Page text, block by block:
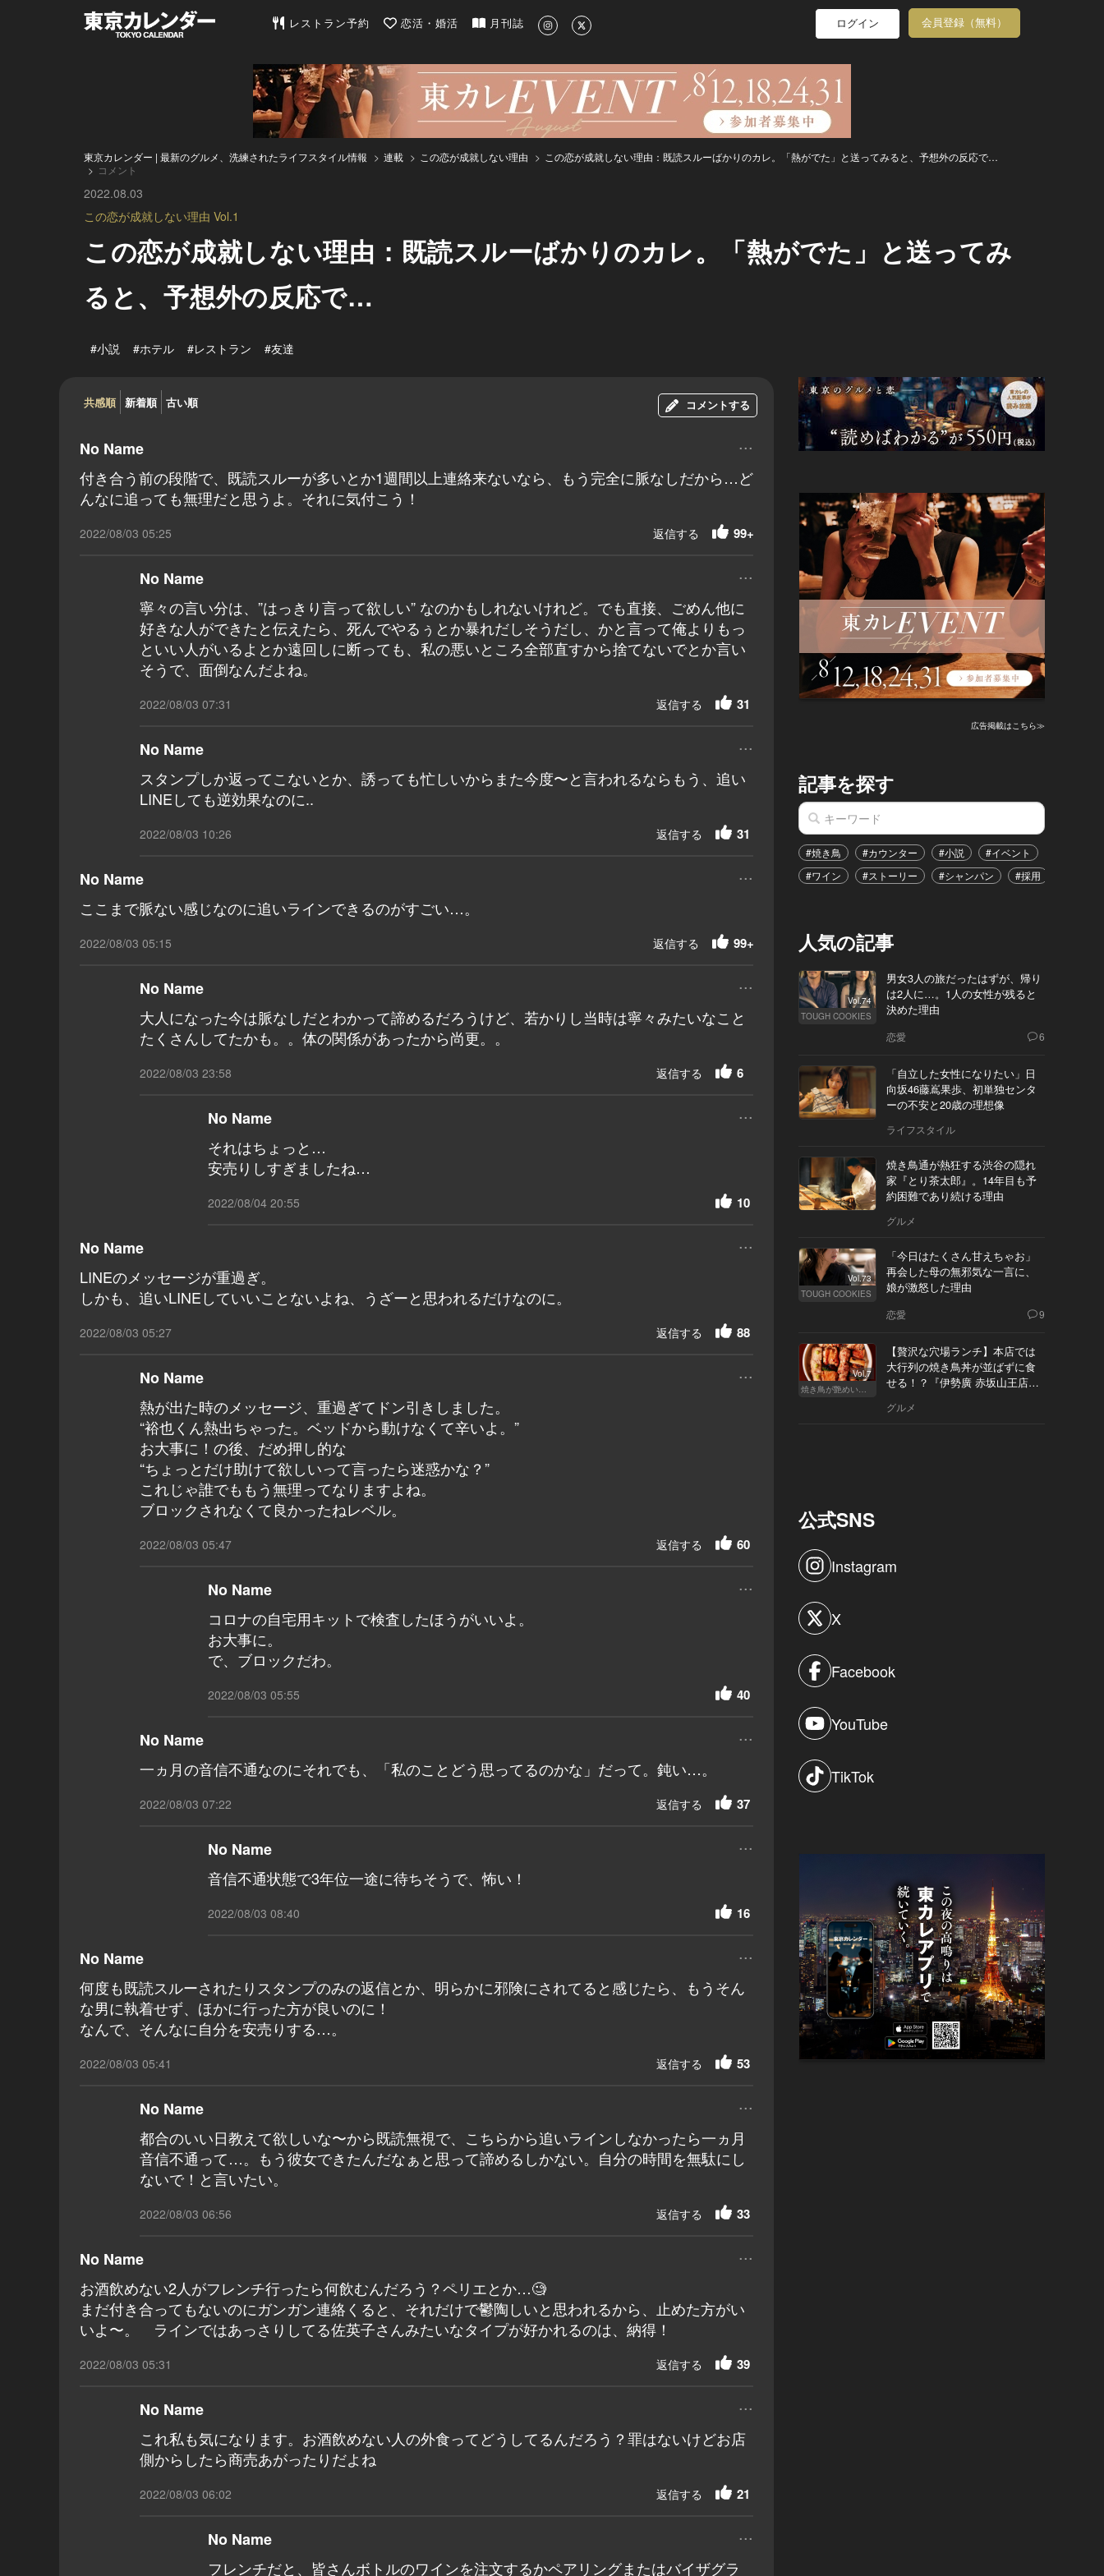
東京カレンダー | 最新のグルメ、洗練されたライフスタイル情報
レストラン予約 恋活・婚活 月刊誌 ログイン 会員登録（無料）
東京カレンダー | 最新のグルメ、洗練されたライフスタイル情報 連載 この恋が成就しない理由
この恋が成就しない理由：既読スルーばかりのカレ。「熱がでた」と送ってみると、予想外の反応で…
コメント
2022.08.03
この恋が成就しない理由 Vol.1
この恋が成就しない理由：既読スルーばかりのカレ。「熱がでた」と送ってみ
ると、予想外の反応で…
#小説 #ホテル #レストラン #友達
共感順 新着順 古い順 コメントする
No Name ...
付き合う前の段階で、既読スルーが多いとか1週間以上連絡来ないなら、もう完全に脈なしだから…ど
んなに追っても無理だと思うよ。それに気付こう！
2022/08/03 05:25 99+
返信する
No Name ...
寧々の言い分は、”はっきり言って欲しい” なのかもしれないけれど。でも直接、ごめん他に
好きな人ができたと伝えたら、死んでやるぅとか暴れだしそうだし、かと言って俺よりもっ
といい人がいるよとか遠回しに断っても、私の悪いところ全部直すから捨てないでとか言い
そうで、面倒なんだよね。
2022/08/03 07:31 31
返信する
No Name ...
スタンプしか返ってこないとか、誘っても忙しいからまた今度〜と言われるならもう、追い
LINEしても逆効果なのに..
2022/08/03 10:26 31
返信する
No Name ...
ここまで脈ない感じなのに追いラインできるのがすごい…。
2022/08/03 05:15 99+
返信する
No Name ...
大人になった今は脈なしだとわかって諦めるだろうけど、若かりし当時は寧々みたいなこと
たくさんしてたかも。。体の関係があったから尚更。。
2022/08/03 23:58 6
返信する
No Name ...
それはちょっと…
安売りしすぎましたね…
2022/08/04 20:55 10
No Name ...
LINEのメッセージが重過ぎ。
しかも、追いLINEしていいことないよね、うざーと思われるだけなのに。
2022/08/03 05:27 88
返信する
No Name ...
熱が出た時のメッセージ、重過ぎてドン引きしました。
“裕也くん熱出ちゃった。ベッドから動けなくて辛いよ。”
お大事に！の後、だめ押し的な
“ちょっとだけ助けて欲しいって言ったら迷惑かな？”
これじゃ誰でももう無理ってなりますよね。
ブロックされなくて良かったねレベル。
2022/08/03 05:47 60
返信する
No Name ...
コロナの自宅用キットで検査したほうがいいよ。
お大事に。
で、ブロックだわ。
2022/08/03 05:55 40
No Name ...
一ヵ月の音信不通なのにそれでも、「私のことどう思ってるのかな」だって。鈍い…。
2022/08/03 07:22 37
返信する
No Name ...
音信不通状態で3年位一途に待ちそうで、怖い！
2022/08/03 08:40 16
No Name ...
何度も既読スルーされたりスタンプのみの返信とか、明らかに邪険にされてると感じたら、もうそん
な男に執着せず、ほかに行った方が良いのに！
なんで、そんなに自分を安売りする…。
2022/08/03 05:41 53
返信する
No Name ...
都合のいい日教えて欲しいな〜から既読無視で、こちらから追いラインしなかったら一ヵ月
音信不通って…。もう彼女できたんだなぁと思って諦めるしかない。自分の時間を無駄にし
ないで！と言いたい。
2022/08/03 06:56 33
返信する
No Name ...
お酒飲めない2人がフレンチ行ったら何飲むんだろう？ペリエとか…🧐
まだ付き合ってもないのにガンガン連絡くると、それだけで鬱陶しいと思われるから、止めた方がい
いよ〜。 ラインではあっさりしてる佐英子さんみたいなタイプが好かれるのは、納得！
2022/08/03 05:31 39
返信する
No Name ...
これ私も気になります。お酒飲めない人の外食ってどうしてるんだろう？罪はないけどお店
側からしたら商売あがったりだよね
2022/08/03 06:02 21
返信する
No Name ...
フレンチだと、皆さんボトルのワインを注文するかペアリングまたはバイザグラ
広告掲載はこちら≫
記事を探す
#焼き鳥 #カウンター #小説 #イベント
#ワイン
#ストーリー #シャンパン #採用
人気の記事
Vol.74
TOUGH COOKIES
男女3人の旅だったはずが、帰り
は2人に…。1人の女性が残ると
決めた理由
恋愛 6
「自立した女性になりたい」日
向坂46藤嶌果歩、初単独センタ
ーの不安と20歳の理想像
ライフスタイル
焼き鳥通が熱狂する渋谷の隠れ
家『とり茶太郎』。14年目も予
約困難であり続ける理由
グルメ
Vol.73
TOUGH COOKIES
「今日はたくさん甘えちゃお」
再会した母の無邪気な一言に、
娘が激怒した理由
恋愛 9
Vol.7
焼き鳥が艶めいてきた
【贅沢な穴場ランチ】本店では
大行列の焼き鳥丼が並ばずに食
せる！？『伊勢廣 赤坂山王店』
グルメ
公式SNS
Instagram
X
Facebook
YouTube
TikTok